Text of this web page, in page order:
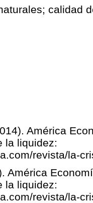
calidad
América
la liquidez:
revista/la-
América
la liquidez:
revista/la-